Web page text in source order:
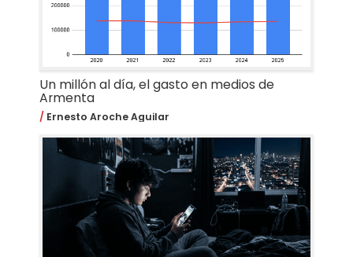
Un millón al día, el gasto en medios de
Armenta
Ernesto Aroche Aguilar